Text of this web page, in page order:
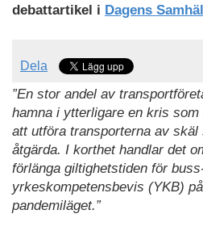
debattartikel i Dagens
Dela
”En stor andel av
hamna i ytterligare en kris
att utföra transporterna av
åtgärda. I korthet handlar det
förlänga giltighetstiden för
yrkeskompetensbevis (YKB)
pandemiläget.”